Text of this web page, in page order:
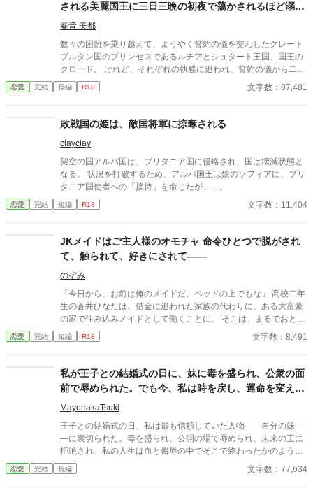
される美麗国王に三日三晩の初夜で蕩かされるほど溺愛
される
奏音 美都
数々の困難を乗り越えて、ようやく誓約の儀を交わしたグレート
ブルタン国のプリンセスであるルチアとシュタート王国、国王の
クロード。 けれど、それぞれの執務に追われ、誓約の儀から二ヶ
月経っても夫婦の時間を過ごせずにいた。 そんなある日、ルチア
の元にクロードから別邸への招待状が届けられる。そこで三日三
を知ることになる。 ２人の出会いを描いた作品はこちら 「純粋無
国王でした」https://www.alphapolis.co.jp/novel/702276663/4434
43630 ２人の誓約の儀を描いた作品はこちら 「純粋無垢なプリン
セスは、冷徹と噂される美麗国王と誓約の儀を結ぶ」 https://ww
w.alphapolis.co.jp/novel/702276663/183445041
恋愛 完結 長編 R18 文字数：87,481
敗戦国の姫は、敵国将軍に掠奪される
clayclay
架空の国アルバ国は、ブリタニア国に侵略され、国は壊滅状態と
なる。 状況を打破するため、アルバ国王は娘のソフィアに、ブリ
タニア国使者への「接待」を命じたが……。
恋愛 完結 短編 R18 文字数：11,404
JKメイドはご主人様のオモチャ 命令ひとつで脱がされ
て、触られて、好きにされて――
のぞみ
「今日から、お前は俺のメイドだ。ベッドの上でもな」 高校二年
生の蒼井ひなたは、借金に追われた家族の代わりに、ある大富豪
の家で住み込みメイドとして働くことに。 そこは、まるでおとぎ
話に出てきそうな大きな洋館。 でも、そこで待っていたのは、同
じ高校に通うちょっと有名な男の子――完璧だけど性格が超ドS
しかも、彼の命令はちょっと普通じゃない。 「掃除だけじゃダメ
だろ？ ご主人様の癒しも、メイドの大事な仕事だろ？」 手を握
られるたび、耳元で囁かれるたび、心臓がバクバクする。 なの
に、ひなたの体はどんどん反応してしまって…。 怒ったり照れた
りしながらも、次第に蓮に惹かれていくひなた。 だけど、彼には
まだ知られていない秘密があって―― 「…ほんとは、ずっと前か
ら、私…」 ただのメイドなんかじゃ終わりたくない。 恋と欲望が
交差する、ちょっぴり危険な主従ラブストーリー。
恋愛 完結 短編 R18 文字数：8,491
私が王子との結婚式の日に、妹に毒を盛られ、公衆の面
前で辱められた。でも今、私は時を戻し、運命を変えに
来た。
MayonakaTsuki
王子との結婚式の日、私は最も信頼していた人物――自分の妹―
―に裏切られた。毒を盛られ、公開の場で辱められ、未来の王に
拒絶され、私の人生は血と侮辱の中でそこで終わったかのように
思えた。しかし、死が私を迎えたとき、不可能なことが起きた―
―私は同じ回廊で、祭壇の前で目を覚まし、あらゆる涙、嘘、そ
恋愛 完結 長編 文字数：77,634